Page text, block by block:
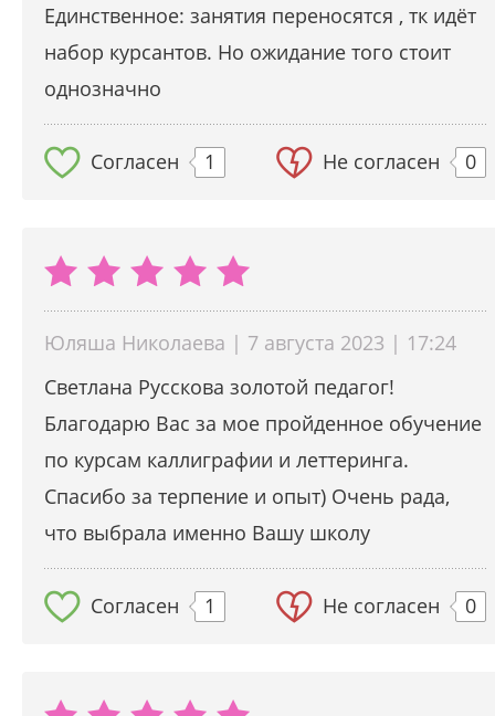
Единственное: занятия переносятся , тк идёт
набор курсантов. Но ожидание того стоит
однозначно
Согласен 1 Не согласен 0
Юляша Николаева | 7 августа 2023 | 17:24
Светлана Русскова золотой педагог!
Благодарю Вас за мое пройденное обучение
по курсам каллиграфии и леттеринга.
Спасибо за терпение и опыт) Очень рада,
что выбрала именно Вашу школу
Согласен 1 Не согласен 0